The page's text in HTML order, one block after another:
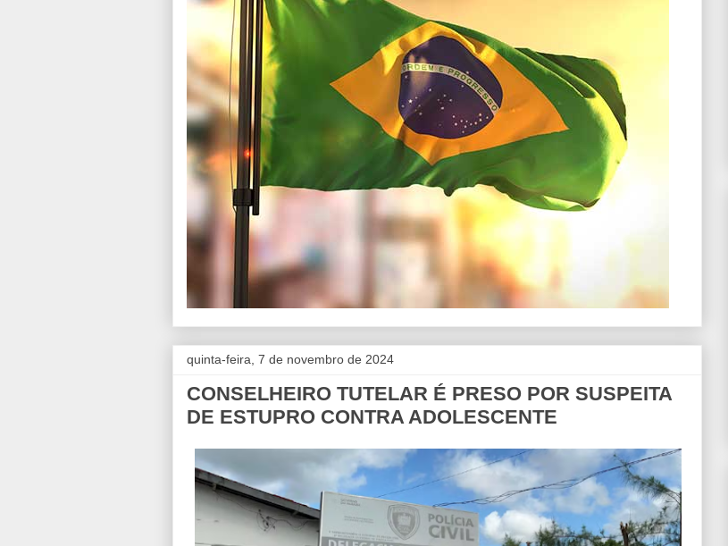
quinta-feira, 7 de novembro de 2024
CONSELHEIRO TUTELAR É PRESO POR SUSPEITA
DE ESTUPRO CONTRA ADOLESCENTE